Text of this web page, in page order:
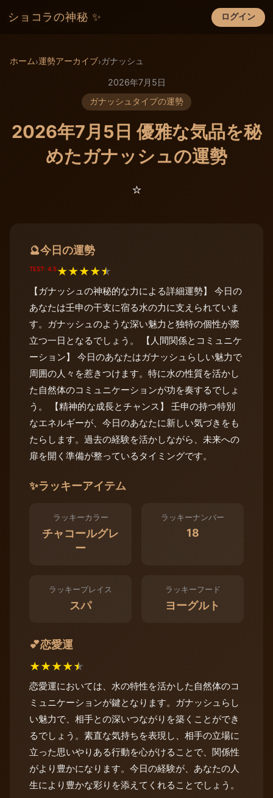
ショコラの神秘 ✨ ログイン
×
ホーム›運勢アーカイブ›ガナッシュ
2026年7月5日
ガナッシュタイプの運勢
2026年7月5日 優雅な気品を秘
めたガナッシュの運勢
⭐️
🔮今日の運勢
TEST: 4.5★★★★★
【ガナッシュの神秘的な力による詳細運勢】 今日の
あなたは壬申の干支に宿る水の力に支えられていま
す。ガナッシュのような深い魅力と独特の個性が際
立つ一日となるでしょう。 【人間関係とコミュニケ
ーション】 今日のあなたはガナッシュらしい魅力で
周囲の人々を惹きつけます。特に水の性質を活かし
た自然体のコミュニケーションが功を奏するでしょ
う。 【精神的な成長とチャンス】 壬申の持つ特別
なエネルギーが、今日のあなたに新しい気づきをも
たらします。過去の経験を活かしながら、未来への
扉を開く準備が整っているタイミングです。
✨ラッキーアイテム
ラッキーカラー
チャコールグレ
ー
ラッキーナンバー
18
ラッキープレイス
スパ
ラッキーフード
ヨーグルト
💕恋愛運
★★★★★
恋愛運においては、水の特性を活かした自然体のコ
ミュニケーションが鍵となります。ガナッシュらし
い魅力で、相手との深いつながりを築くことができ
るでしょう。素直な気持ちを表現し、相手の立場に
立った思いやりある行動を心がけることで、関係性
がより豊かになります。今日の経験が、あなたの人
生により豊かな彩りを添えてくれることでしょう。